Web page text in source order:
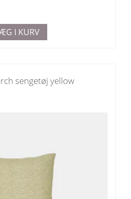
I KURV
sengetøj yellow